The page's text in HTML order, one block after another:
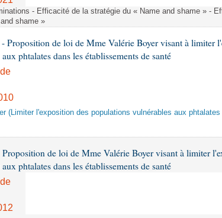
- Efficacité de la stratégie du « Name and shame » -
shame »
Proposition de loi de Mme Valérie Boyer visant à limiter
phtalates dans les établissements de santé
(Limiter l'exposition des populations vulnérables aux
Proposition de loi de Mme Valérie Boyer visant à limiter
phtalates dans les établissements de santé